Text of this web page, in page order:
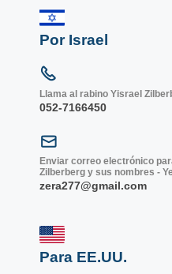
Por Israel
Llama al rabino Yisrael
052-7166450
Enviar correo electrónico
Zilberberg y sus nombres -
zera277@gmail.com
Para EE.UU.